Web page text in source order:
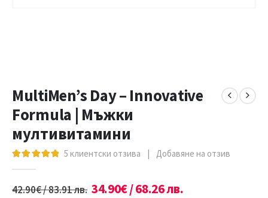
MultiMen’s Day – Innovative
Formula | Мъжки
мултивитамини
5 клиентски отзива | Добавяне на отзив
42.90€/ 83.91 лв. 34.90€/ 68.26 лв.